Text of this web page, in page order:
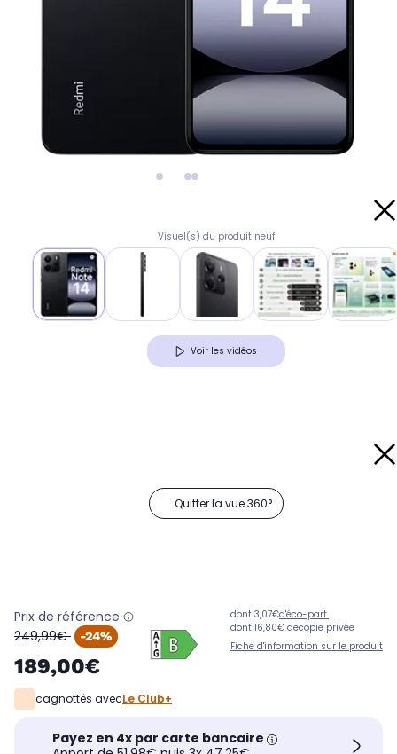
Visuel(s) du produit neuf
Voir les vidéos
Quitter la vue 360°
Prix de référence
oldPrice
249,99€ -24%
189,00€
dont 3,07€d'éco-part.
dont 16,80€ decopie privée
Fiche d'information sur le produit
cagnottés avecLe Club+
Payez en 4x par carte bancaire